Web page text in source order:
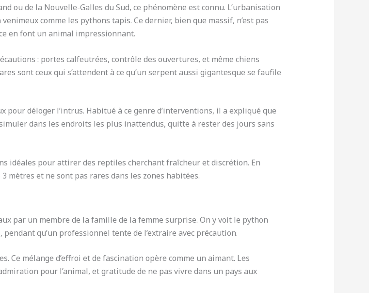
ou de la Nouvelle-Galles du Sud, ce phénomène est connu. L’urbanisation
comme les pythons tapis. Ce dernier, bien que massif, n’est pas
en font un animal impressionnant.
: portes calfeutrées, contrôle des ouvertures, et même chiens
sont ceux qui s’attendent à ce qu’un serpent aussi gigantesque se faufile
déloger l’intrus. Habitué à ce genre d’interventions, il a expliqué que
dans les endroits les plus inattendus, quitte à rester des jours sans
idéales pour attirer des reptiles cherchant fraîcheur et discrétion. En
et ne sont pas rares dans les zones habitées.
par un membre de la famille de la femme surprise. On y voit le python
qu’un professionnel tente de l’extraire avec précaution.
Ce mélange d’effroi et de fascination opère comme un aimant. Les
pour l’animal, et gratitude de ne pas vivre dans un pays aux